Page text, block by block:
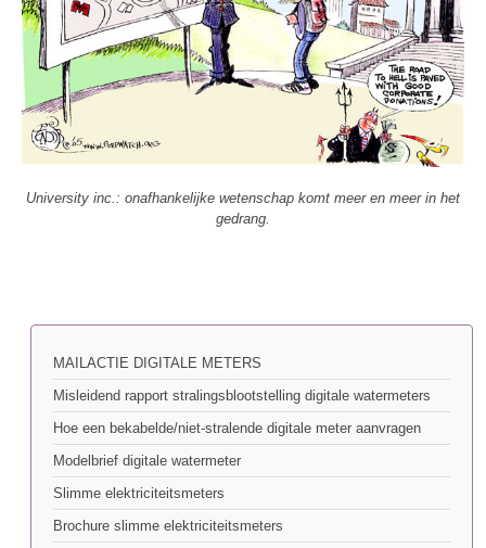
University inc.: onafhankelijke wetenschap komt meer en meer in het
gedrang.
MAILACTIE DIGITALE METERS
Misleidend rapport stralingsblootstelling digitale watermeters
Hoe een bekabelde/niet-stralende digitale meter aanvragen
Modelbrief digitale watermeter
Slimme elektriciteitsmeters
Brochure slimme elektriciteitsmeters